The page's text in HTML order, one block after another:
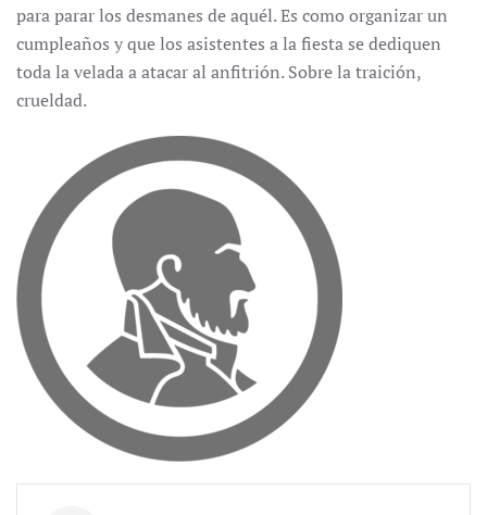
para parar los desmanes de aquél. Es como organizar un
cumpleaños y que los asistentes a la fiesta se dediquen
toda la velada a atacar al anfitrión. Sobre la traición,
crueldad.